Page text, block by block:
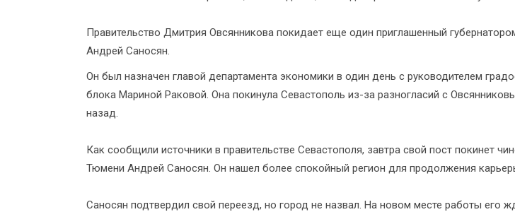
Правительство Дмитрия Овсянникова покидает еще один приглашенный
Андрей Саносян.
Он был назначен главой департамента экономики в один день с руководителем
блока Мариной Раковой. Она покинула Севастополь из-за разногласий с
назад.
Как сообщили источники в правительстве Севастополя, завтра свой пост покинет
Тюмени Андрей Саносян. Он нашел более спокойный регион для продолжения
Саносян подтвердил свой переезд, но город не назвал. На новом месте работы его